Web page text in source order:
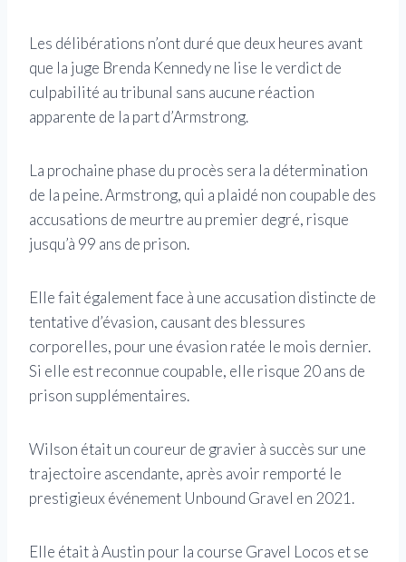
Les délibérations n’ont duré que deux heures avant
que la juge Brenda Kennedy ne lise le verdict de
culpabilité au tribunal sans aucune réaction
apparente de la part d’Armstrong.
La prochaine phase du procès sera la détermination
de la peine. Armstrong, qui a plaidé non coupable des
accusations de meurtre au premier degré, risque
jusqu’à 99 ans de prison.
Elle fait également face à une accusation distincte de
tentative d’évasion, causant des blessures
corporelles, pour une évasion ratée le mois dernier.
Si elle est reconnue coupable, elle risque 20 ans de
prison supplémentaires.
Wilson était un coureur de gravier à succès sur une
trajectoire ascendante, après avoir remporté le
prestigieux événement Unbound Gravel en 2021.
Elle était à Austin pour la course Gravel Locos et se